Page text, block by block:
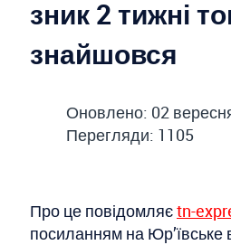
зник 2 тижні
знайшовся
Оновлено: 02
Перегляди: 1105
Про це повідомляєtn-
посиланням на Юр’ївське